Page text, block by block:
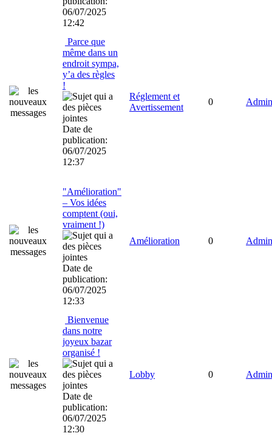
06/07/2025
12:42
Parce que
même dans un
endroit sympa,
y’a des règles
!
Date de
publication:
06/07/2025
12:37
Réglement et
Avertissement
0
"Amélioration"
– Vos idées
comptent (oui,
vraiment !)
Date de
publication:
06/07/2025
12:33
Amélioration 0
Bienvenue
dans notre
joyeux bazar
organisé !
Date de
publication:
06/07/2025
12:30
Lobby 0